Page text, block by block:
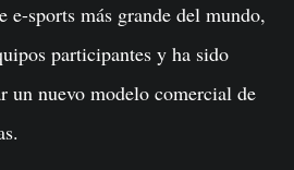
e-sports más grande del mundo,
participantes y ha sido
un nuevo modelo comercial de